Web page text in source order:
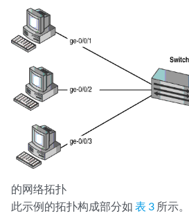
的网络拓扑
此示例的拓扑构成部分如 表 3 所示。